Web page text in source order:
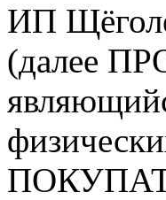
ИП
(далее